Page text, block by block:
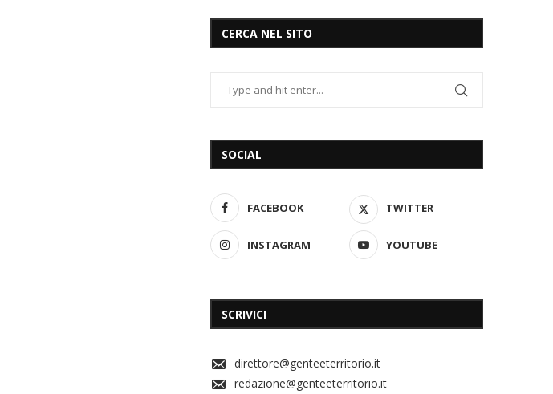
CERCA NEL SITO
SOCIAL
FACEBOOK TWITTER
INSTAGRAM YOUTUBE
SCRIVICI
direttore@genteeterritorio.it
redazione@genteeterritorio.it